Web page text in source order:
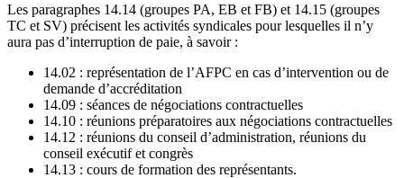
Les paragraphes 14.14 (groupes PA, EB et FB) et 14.15 (groupes
TC et SV) précisent les activités syndicales pour lesquelles il n’y
aura pas d’interruption de paie, à savoir :
14.02 : représentation de l’AFPC en cas d’intervention ou de
demande d’accréditation
14.09 : séances de négociations contractuelles
14.10 : réunions préparatoires aux négociations contractuelles
14.12 : réunions du conseil d’administration, réunions du
conseil exécutif et congrès
14.13 : cours de formation des représentants.